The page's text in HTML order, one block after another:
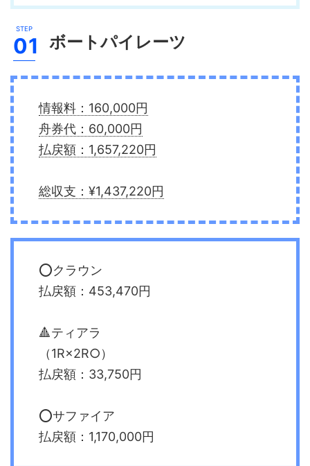
ボートパイレーツ
情報料：160,000円
舟券代：60,000円
払戻額：1,657,220円
総収支：¥1,437,220円
⭕️クラウン
払戻額：453,470円
🔺ティアラ
（1R×2R○）
払戻額：33,750円
⭕️サファイア
払戻額：1,170,000円